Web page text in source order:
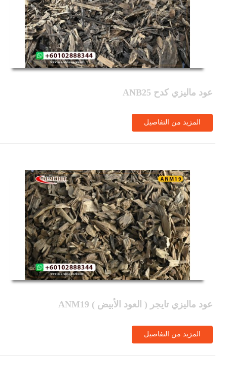
عود ماليزي كدح ANB25
المزيد من التفاصيل
عود ماليزي تايجر ( العود الأبيض ) ANM19
المزيد من التفاصيل